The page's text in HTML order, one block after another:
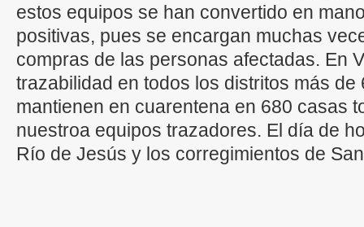
estos equipos se han convertido en
positivas, pues se encargan muchas
compras de las personas afectadas. En
trazabilidad en todos los distritos más de
mantienen en cuarentena en 680 casas
nuestroa equipos trazadores. El día de
Río de Jesús y los corregimientos de